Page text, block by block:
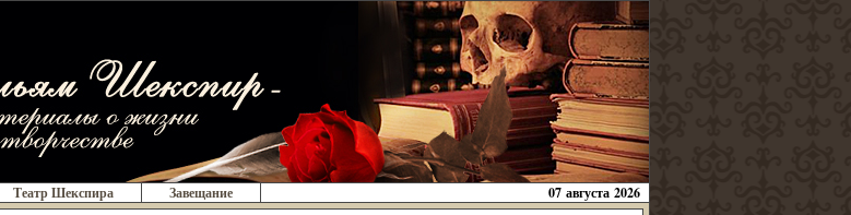
Театр Шекспира Завещание
07 августа 2026